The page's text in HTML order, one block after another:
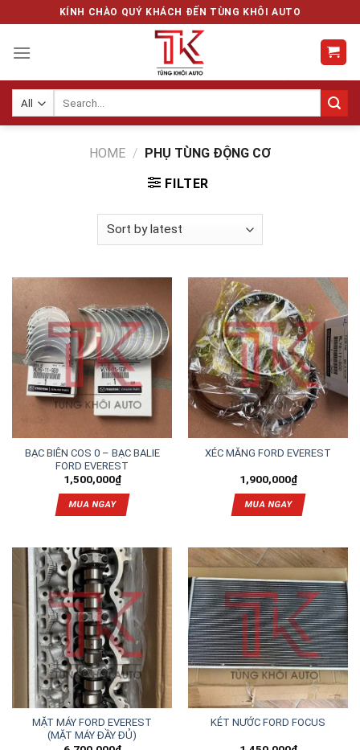
content
KÍNH CHÀO QUÝ KHÁCH ĐẾN TÙNG KHÔI AUTO
HOME / PHỤ TÙNG ĐỘNG CƠ
FILTER
BẠC BIÊN COS 0 – BẠC BALIE
FORD EVEREST
1,500,000₫
MUA NGAY
XÉC MĂNG FORD EVEREST
1,900,000₫
MUA NGAY
MẶT MÁY FORD EVEREST
(MẶT MÁY ĐẦY ĐỦ)
KÉT NƯỚC FORD FOCUS